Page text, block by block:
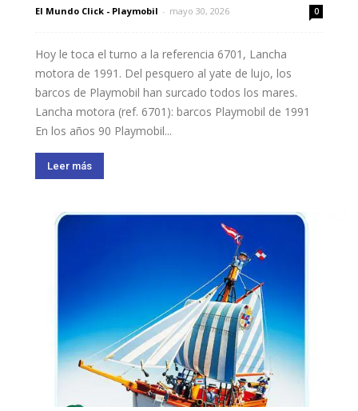
El Mundo Click - Playmobil - mayo 30, 2026 0
Hoy le toca el turno a la referencia 6701, Lancha
motora de 1991. Del pesquero al yate de lujo, los
barcos de Playmobil han surcado todos los mares.
Lancha motora (ref. 6701): barcos Playmobil de 1991
En los años 90 Playmobil...
Leer más